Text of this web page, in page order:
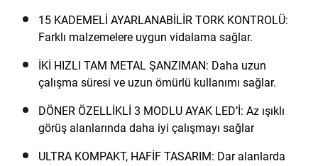
15 KADEMELİ AYARLANABİLİR TORK KONTROLÜ:
Farklı malzemelere uygun vidalama sağlar.
İKİ HIZLI TAM METAL ŞANZIMAN: Daha uzun
çalışma süresi ve uzun ömürlü kullanımı sağlar.
DÖNER ÖZELLİKLİ 3 MODLU AYAK LED’İ: Az ışıklı
görüş alanlarında daha iyi çalışmayı sağlar
ULTRA KOMPAKT, HAFİF TASARIM: Dar alanlarda